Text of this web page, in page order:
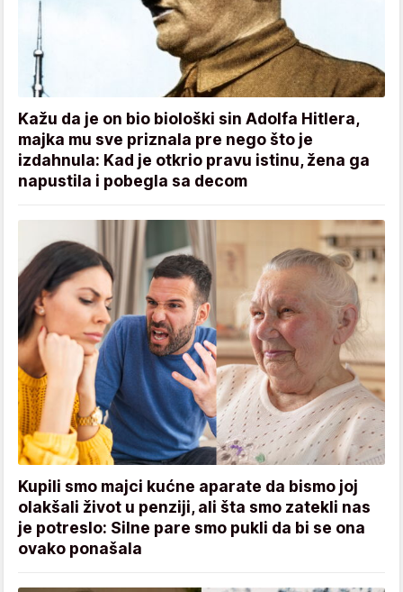
Kažu da je on bio biološki sin Adolfa Hitlera,
majka mu sve priznala pre nego što je
izdahnula: Kad je otkrio pravu istinu, žena ga
napustila i pobegla sa decom
Kupili smo majci kućne aparate da bismo joj
olakšali život u penziji, ali šta smo zatekli nas
je potreslo: Silne pare smo pukli da bi se ona
ovako ponašala